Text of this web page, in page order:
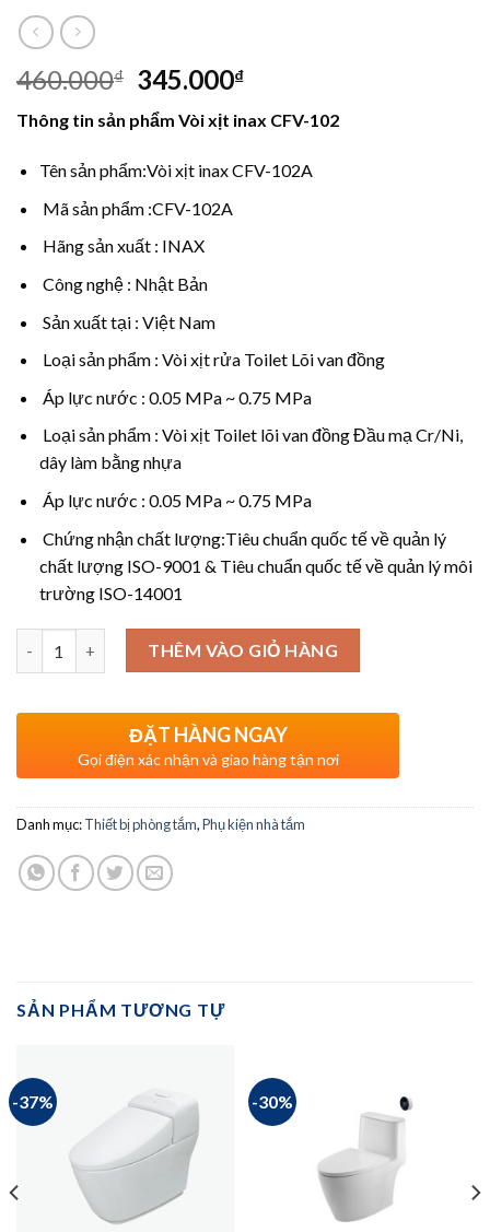
460.000₫ Giá
gốc
là:
460.000₫.
345.000₫Giá
tại
là:
345.000₫.
Thông tin sản phẩm Vòi xịt inax CFV-102
Tên sản phẩm:Vòi xịt inax CFV-102A
Mã sản phẩm :CFV-102A
Hãng sản xuất : INAX
Công nghệ : Nhật Bản
Sản xuất tại : Việt Nam
Loại sản phẩm : Vòi xịt rửa Toilet Lõi van đồng
Áp lực nước : 0.05 MPa ~ 0.75 MPa
Loại sản phẩm : Vòi xịt Toilet lõi van đồng Đầu mạ Cr/Ni,
dây làm bằng nhựa
Áp lực nước : 0.05 MPa ~ 0.75 MPa
Chứng nhận chất lượng:Tiêu chuẩn quốc tế về quản lý
chất lượng ISO-9001 & Tiêu chuẩn quốc tế về quản lý môi
trường ISO-14001
THÊM VÀO GIỎ HÀNG
ĐẶT HÀNG NGAY
Gọi điện xác nhận và giao hàng tận nơi
Danh mục:Thiết bị phòng tắm,Phụ kiện nhà tắm
SẢN PHẨM TƯƠNG TỰ
-37% -30%